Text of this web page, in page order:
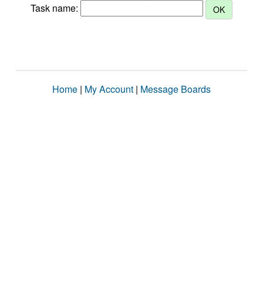
Task name:
Home | My Account | Message Boards